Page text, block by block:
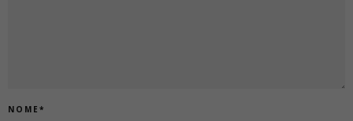
NOME *